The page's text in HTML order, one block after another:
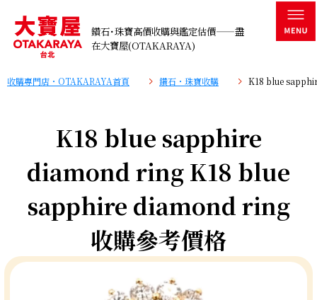
鑽石･珠寶高價收購與鑑定估價——盡
在大寶屋(OTAKARAYA)
收購專門店・OTAKARAYA首頁 鑽石・珠寶收購 K18 blue
K18 blue sapphire
diamond ring K18 blue
sapphire diamond ring
收購參考價格